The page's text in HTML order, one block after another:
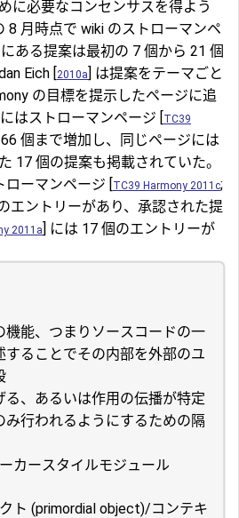
に必要なコンセンサスを得よう
8 月時点で wiki のストローマンペ
ある提案は最初の 7 個から 21 個
Eich [2010a] は提案をテーマごと
の目標を提示したページに追
はストローマンページ [TC39
個まで増加し、同じページには
17 個の提案も掲載されていた。
ローマンページ [TC39 Harmony 2011c;
エントリーがあり、承認された提
2011a] には 17 個のエントリーが
機能、つまりソースコードの一
することでその内部を外部のユ
る、あるいは作用の伝播が特定
み行われるようにするための隔
カースタイルモジュール
ト (primordial object)/コンテキ